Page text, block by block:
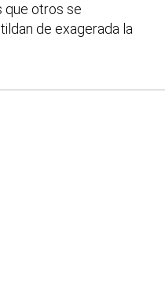
que otros se
de exagerada la